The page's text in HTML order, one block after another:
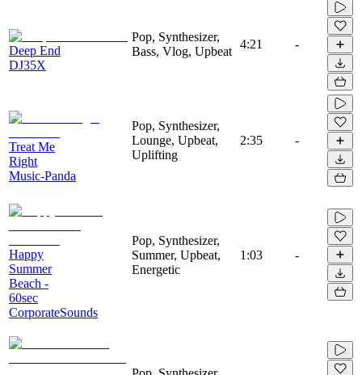
Deep End
DJ35X
Pop, Synthesizer,
Bass, Vlog, Upbeat
4:21 -
Treat Me
Right
Music-Panda
Pop, Synthesizer,
Lounge, Upbeat,
Uplifting
2:35 -
Happy
Summer
Beach -
60sec
CorporateSounds
Pop, Synthesizer,
Summer, Upbeat,
Energetic
1:03 -